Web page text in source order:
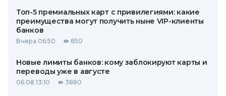
Топ-5 премиальных карт с привилегиями: какие
преимущества могут получить ныне VIP-клиенты
банков
Вчера 06:50 850
Новые лимиты банков: кому заблокируют карты и
переводы уже в августе
06.08 13:10 3880